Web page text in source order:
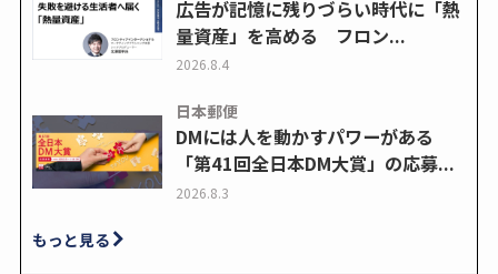
広告が記憶に残りづらい時代に「熱
量資産」を高める フロン...
2026.8.4
日本郵便
DMには人を動かすパワーがある
「第41回全日本DM大賞」の応募...
2026.8.3
もっと見る